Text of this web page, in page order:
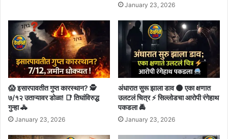
January 23, 2026
😱 इसारपावतीत गुप्त कारस्थान? 🕵️
७/१२ उताऱ्यावर डोळा! 📑 तिघांविरुद्ध
गुन्हा 🚓
January 23, 2026
अंधारात सुरू झाला डाव 🌑 एका क्षणात
उलटलं चित्र ⚡ सिल्लोडचा आरोपी रंगेहाथ
पकडला 🚔
January 23, 2026